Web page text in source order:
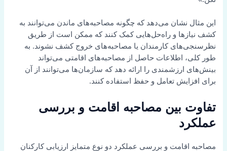
این مثال نشان می‌دهد که چگونه مصاحبه‌های ماندن می‌توانند به
کشف نیازها و راه‌حل‌هایی کمک کنند که ممکن است از طریق
نظرسنجی‌های کارمندان یا مصاحبه‌های خروج کشف نشوند. به
طور کلی، اطلاعات حاصل از مصاحبه‌های اقامتی می‌تواند
بینش‌های ارزشمندی را ارائه دهد که سازمان‌ها می‌توانند از آن
برای افزایش تعامل و حفظ استفاده کنند.
تفاوت بین مصاحبه اقامت و بررسی
عملکرد
مصاحبه اقامت و بررسی عملکرد دو نوع متمایز ارزیابی کارکنان